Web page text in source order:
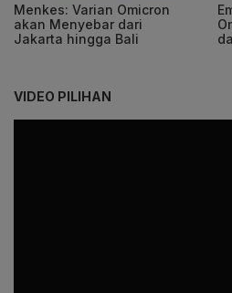
Menkes: Varian Omicron
akan Menyebar dari
Jakarta hingga Bali
VIDEO PILIHAN